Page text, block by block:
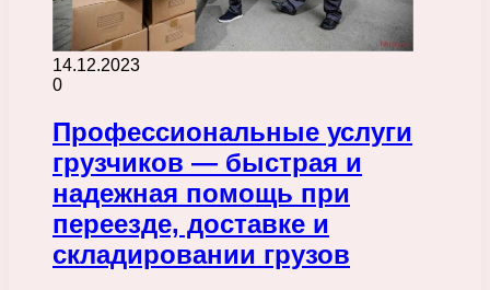
14.12.2023
0
Профессиональные услуги
грузчиков — быстрая и
надежная помощь при
переезде, доставке и
складировании грузов